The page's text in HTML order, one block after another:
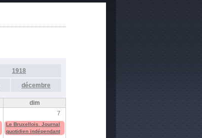
1918
décembre
dim
7
Le Bruxellois. Journal
quotidien indépendant